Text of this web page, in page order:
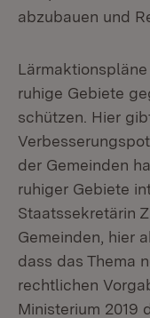
abzubauen und
ruhige Gebiete
schützen. Hier
der Gemeinden
ruhiger Gebiete
Staatssekretärin
Gemeinden, hier
dass das Thema
rechtlichen
Ministerium 2019